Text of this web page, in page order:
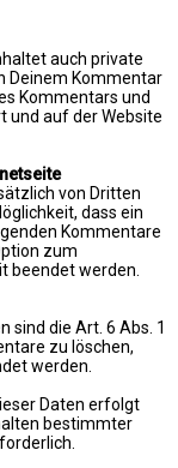
auch private
Deinem Kommentar
Kommentars und
und auf der Website
von Dritten
dass ein
Kommentare
zum
beendet werden.
sind die Art. 6 Abs. 1
zu löschen,
werden.
Daten erfolgt
bestimmter